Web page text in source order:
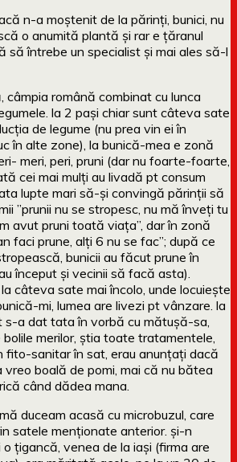
n-a moștenit de la părinți, bunici, nu
o anumită plantă și rar e țăranul
să întrebe un specialist și mai ales să-l
câmpia română combinat cu lunca
la 2 pași chiar sunt câteva sate
de legume (nu prea vin ei în
în alte zone), la bunică-mea e zonă
meri, peri, pruni (dar nu foarte-foarte,
cei mai mulți au livadă pt consum
lupte mari să-și convingă părinții să
”prunii nu se stropesc, nu mă înveți tu
avut pruni toată viața”, dar în zonă
faci prune, alți 6 nu se fac”; după ce
bunicii au făcut prune în
început și vecinii să facă asta).
câteva sate mai încolo, unde locuiește
mi, lumea are livezi pt vânzare. la
s-a dat tata în vorbă cu mătușă-sa,
merilor, știa toate tratamentele,
fito-sanitar în sat, erau anunțați dacă
boală de pomi, mai că nu bătea
când dădea mana.
duceam acasă cu microbuzul, care
satele menționate anterior. și-n
o țigancă, venea de la iași (firma are